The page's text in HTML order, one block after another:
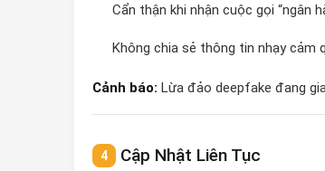
Cẩn thận khi nhận cuộc gọi “ngân
Không chia sẻ thông tin nhạy cảm
Cảnh báo: Lừa đảo deepfake đang
Cập Nhật Liên Tục